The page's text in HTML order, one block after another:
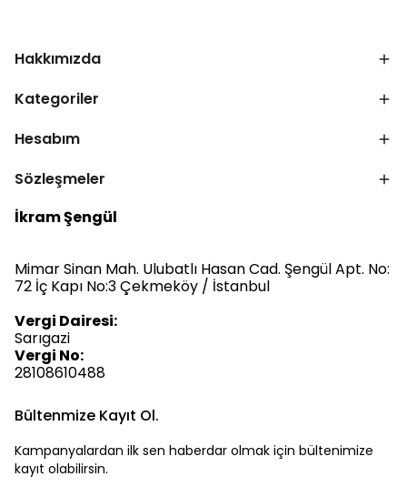
Hakkımızda
Kategoriler
Hesabım
Sözleşmeler
İkram Şengül
Mimar Sinan Mah. Ulubatlı Hasan Cad. Şengül Apt. No:
72 İç Kapı No:3 Çekmeköy / İstanbul
Vergi Dairesi:
Sarıgazi
Vergi No:
28108610488
Bültenmize Kayıt Ol.
Kampanyalardan ilk sen haberdar olmak için bültenimize
kayıt olabilirsin.